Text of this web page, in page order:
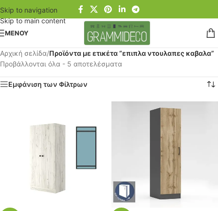
Skip to navigation
Skip to main content
ΜΕΝΟΥ
Αρχική σελίδα/Προϊόντα με ετικέτα “επιπλα ντουλαπες καβαλα”
Προβάλλονται όλα - 5 αποτελέσματα
Εμφάνιση των Φίλτρων